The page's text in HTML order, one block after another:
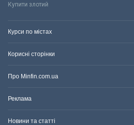
Купити злотий
Курси по містах
Корисні сторінки
Про Minfin.com.ua
Реклама
Новини та статті